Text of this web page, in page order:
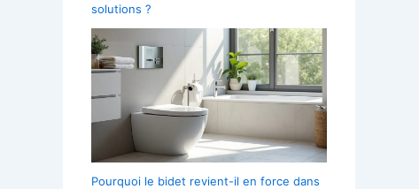
solutions ?
Pourquoi le bidet revient-il en force dans